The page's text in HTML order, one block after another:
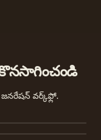
కొనసాగించండి
వర్క్‌ఫ్లో.
— అగ్ర